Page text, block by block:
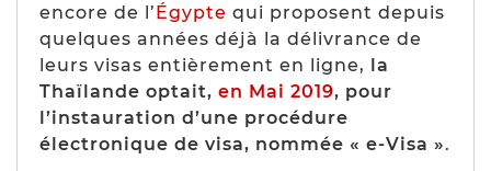
encore de l’Égypte qui proposent depuis
quelques années déjà la délivrance de
leurs visas entièrement en ligne, la
Thaïlande optait, en Mai 2019, pour
l’instauration d’une procédure
électronique de visa, nommée « e-Visa ».